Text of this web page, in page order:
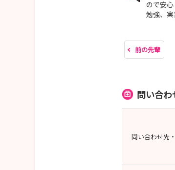
📩 お気軽にご参加ください！
ので安
勉強、
前の先輩
問い合わ
問い合わせ先